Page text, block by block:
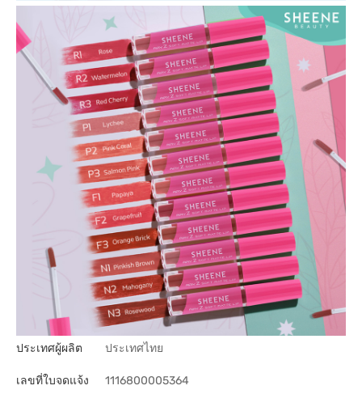
ประเทศผู้ผลิต ประเทศไทย
เลขที่ใบจดแจ้ง 1116800005364